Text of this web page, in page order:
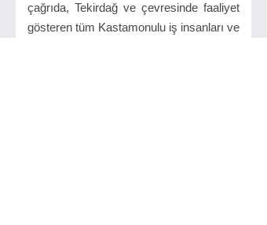
çağrıda, Tekirdağ ve çevresinde faaliyet
gösteren tüm Kastamonulu iş insanları ve